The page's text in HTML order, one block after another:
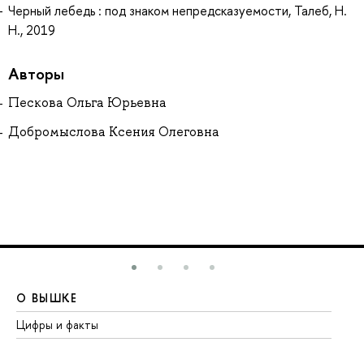
Черный лебедь : под знаком непредсказуемости, Талеб, Н.
Н., 2019
Авторы
Пескова Ольга Юрьевна
Добромыслова Ксения Олеговна
О ВЫШКЕ
Цифры и факты